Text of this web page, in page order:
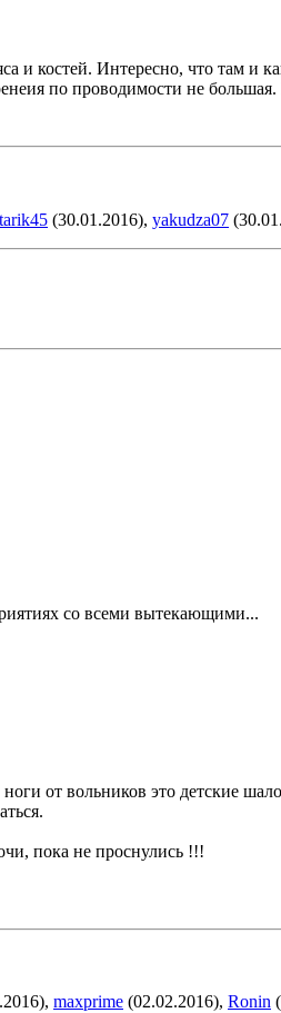
и костей. Интересно, что там и
по проводимости не
(30.01.2016), yakudza07
со всеми вытекающими...
от вольников это детские
пока не проснулись !!!
maxprime (02.02.2016), Ronin